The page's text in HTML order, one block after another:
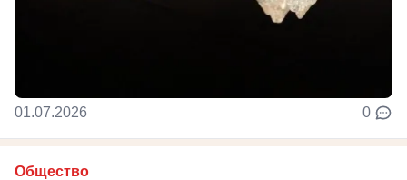
01.07.2026 0
Общество